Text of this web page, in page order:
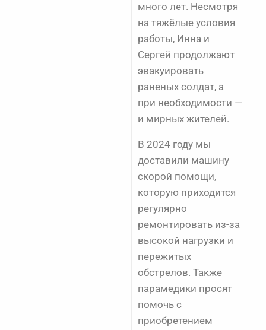
много лет. Несмотря
на тяжёлые условия
работы, Инна и
Сергей продолжают
эвакуировать
раненых солдат, а
при необходимости —
и мирных жителей.
В 2024 году мы
доставили машину
скорой помощи,
которую приходится
регулярно
ремонтировать из-за
высокой нагрузки и
пережитых
обстрелов. Также
парамедики просят
помочь с
приобретением